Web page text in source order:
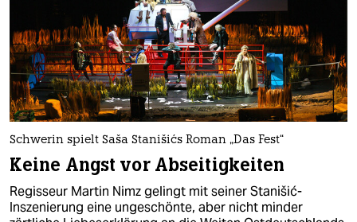
Schwerin spielt Saša Stanišićs Roman „Das Fest“
Keine Angst vor Abseitigkeiten
Regisseur Martin Nimz gelingt mit seiner Stanišić-
Inszenierung eine ungeschönte, aber nicht minder